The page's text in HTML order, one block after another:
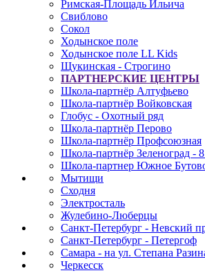
Римская-Площадь Ильича
Свиблово
Сокол
Ходынское поле
Ходынское поле LL Kids
Щукинская - Строгино
ПАРТНЕРСКИЕ ЦЕНТРЫ
Школа-партнёр Алтуфьево
Школа-партнёр Войковская
Глобус - Охотный ряд
Школа-партнёр Перово
Школа-партнёр Профсоюзная
Школа-партнёр Зеленоград -
Школа-партнер Южное
Мытищи
Сходня
Электросталь
Жулебино-Люберцы
Санкт-Петербург - Невский
Санкт-Петербург - Петергоф
Самара - на ул. Степана
Черкесск